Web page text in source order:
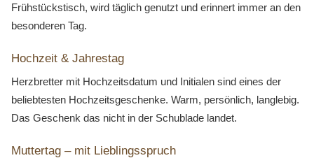
Frühstückstisch, wird täglich genutzt und erinnert immer an den
besonderen Tag.
Hochzeit & Jahrestag
Herzbretter mit Hochzeitsdatum und Initialen sind eines der
beliebtesten Hochzeitsgeschenke. Warm, persönlich, langlebig.
Das Geschenk das nicht in der Schublade landet.
Muttertag – mit Lieblingsspruch